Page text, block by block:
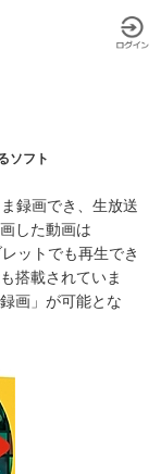
ソフト
録画でき、生放送
した動画は
ットでも再生でき
搭載されていま
画」が可能とな